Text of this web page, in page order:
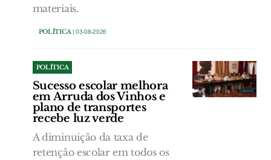
materiais.
POLÍTICA | 03-08-2026
POLÍTICA
Sucesso escolar melhora
em Arruda dos Vinhos e
plano de transportes
recebe luz verde
A diminuição da taxa de
retenção escolar em todos os